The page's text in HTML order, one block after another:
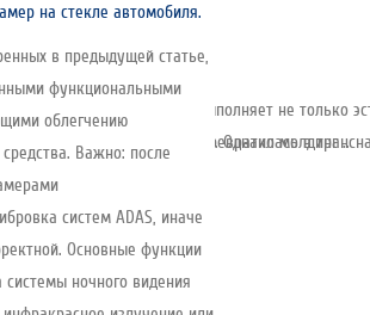
90 лет развития превратилась в
периметру стекла. Он выполняет не только
клеевой слой под стеклом. Однако молдинг ..
на стекле автомобиля.
в предыдущей статье,
функциональными
облегчению
Важно: после
систем ADAS, иначе
Основные функции
ночного видения